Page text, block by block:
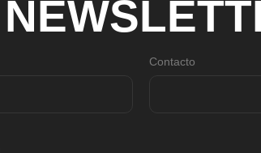
Contacto